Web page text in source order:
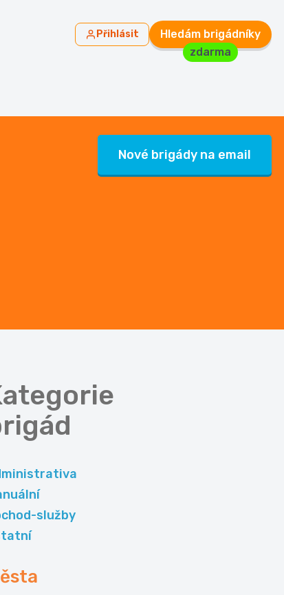
Přihlásit
Hledám brigádníky
zdarma
Nové brigády na email
služby